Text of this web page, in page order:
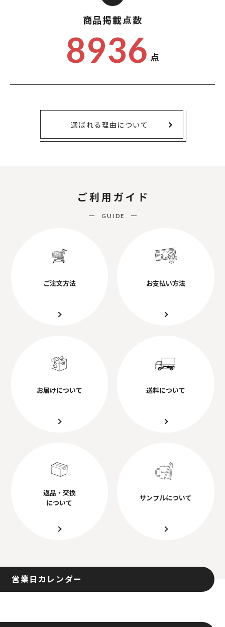
商品掲載点数
8936 点
選ばれる理由について
ご利用ガイド
GUIDE
ご注文方法 お支払い方法
お届けについて 送料について
返品・交換
について
サンプルについて
営業日カレンダー